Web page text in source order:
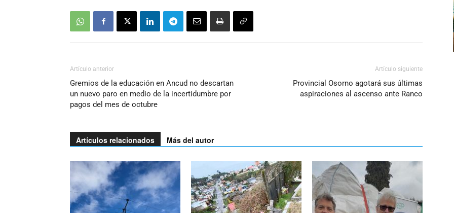
Artículo anterior
Gremios de la educación en Ancud no descartan
un nuevo paro en medio de la incertidumbre por
pagos del mes de octubre
Artículo siguiente
Provincial Osorno agotará sus últimas
aspiraciones al ascenso ante Ranco
Artículos relacionados Más del autor